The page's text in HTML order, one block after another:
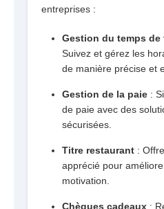
entreprises :
Gestion du temps
Suivez et gérez les
de manière précise et
Gestion de la paie :
de paie avec des
sécurisées.
Titre restaurant :
apprécié pour
motivation.
Chèques cadeaux :